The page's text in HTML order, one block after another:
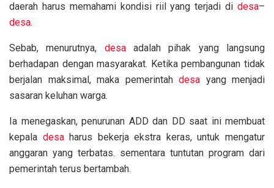
daerah harus memahami kondisi riil yang terjadi di desa–
desa.
Sebab, menurutnya, desaadalah pihak yang langsung
berhadapan dengan masyarakat. Ketika pembangunan tidak
berjalan maksimal, maka pemerintah desa yang menjadi
sasaran keluhan warga.
Ia menegaskan, penurunan ADD dan DD saat ini membuat
kepala desaharus bekerja ekstra keras, untuk mengatur
anggaran yang terbatas. sementara tuntutan program dari
pemerintah terus bertambah.